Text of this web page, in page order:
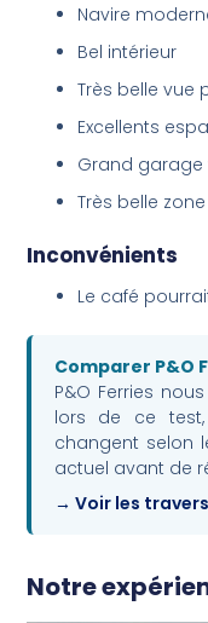
Navire
Bel intérieur
Très belle vue
Excellents
Grand garage
Très belle
Inconvénients
Le café
Comparer P&O
P&O Ferries
lors de ce
changent selon
actuel avant de
Voir les
Notre